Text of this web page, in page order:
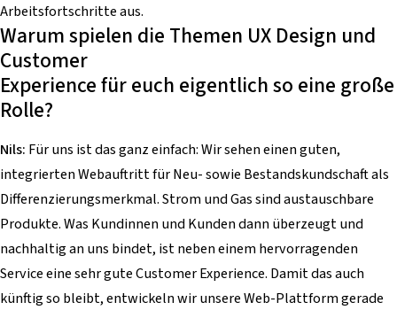
Arbeitsfortschritte aus.
Warum spielen die Themen UX Design und
Customer
Experience für euch eigentlich so eine große
Rolle?
Nils: Für uns ist das ganz einfach: Wir sehen einen guten,
integrierten Webauftritt für Neu- sowie Bestandskundschaft als
Differenzierungsmerkmal. Strom und Gas sind austauschbare
Produkte. Was Kundinnen und Kunden dann überzeugt und
nachhaltig an uns bindet, ist neben einem hervorragenden
Service eine sehr gute Customer Experience. Damit das auch
künftig so bleibt, entwickeln wir unsere Web-Plattform gerade